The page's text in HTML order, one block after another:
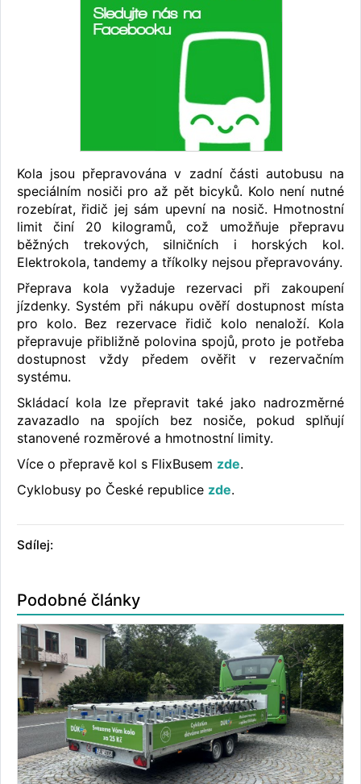
Kola jsou přepravována v zadní části autobusu na
speciálním nosiči pro až pět bicyků. Kolo není nutné
rozebírat, řidič jej sám upevní na nosič. Hmotnostní
limit činí 20 kilogramů, což umožňuje přepravu
běžných trekových, silničních i horských kol.
Elektrokola, tandemy a tříkolky nejsou přepravovány.
Přeprava kola vyžaduje rezervaci při zakoupení
jízdenky. Systém při nákupu ověří dostupnost místa
pro kolo. Bez rezervace řidič kolo nenaloží. Kola
přepravuje přibližně polovina spojů, proto je potřeba
dostupnost vždy předem ověřit v rezervačním
systému.
Skládací kola lze přepravit také jako nadrozměrné
zavazadlo na spojích bez nosiče, pokud splňují
stanovené rozměrové a hmotnostní limity.
Více o přepravě kol s FlixBusem zde.
Cyklobusy po České republice zde.
Sdílej:
Podobné články